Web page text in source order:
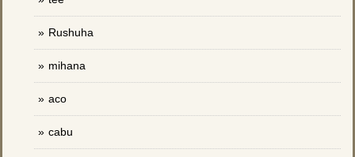
Rushuha
mihana
aco
cabu